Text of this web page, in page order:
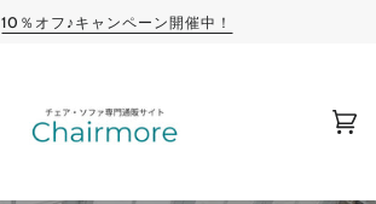
10％オフ♪キャンペーン開催中！